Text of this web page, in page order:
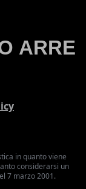
in quanto viene
considerarsi un
7 marzo 2001.